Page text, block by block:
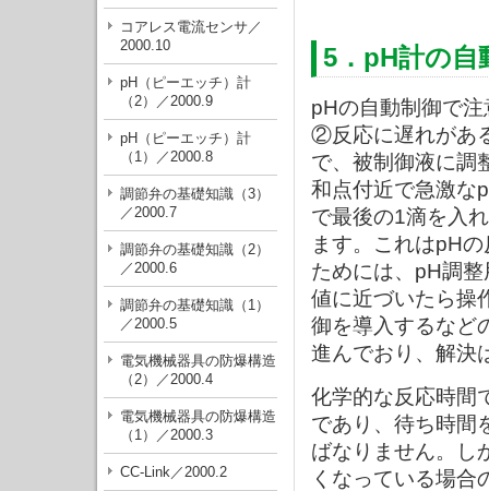
コアレス電流センサ／
2000.10
pH（ピーエッチ）計
（2）／2000.9
pH（ピーエッチ）計
（1）／2000.8
調節弁の基礎知識（3）
／2000.7
調節弁の基礎知識（2）
／2000.6
調節弁の基礎知識（1）
／2000.5
電気機械器具の防爆構造
（2）／2000.4
電気機械器具の防爆構造
（1）／2000.3
CC-Link／2000.2
5．pH計の自
pHの自動制御で
②反応に遅れがあ
で、被制御液に調
和点付近で急激な
で最後の1滴を入
ます。これはpH
ためには、pH調
値に近づいたら操
御を導入するなど
進んでおり、解決
化学的な反応時間
であり、待ち時間
ばなりません。し
くなっている場合